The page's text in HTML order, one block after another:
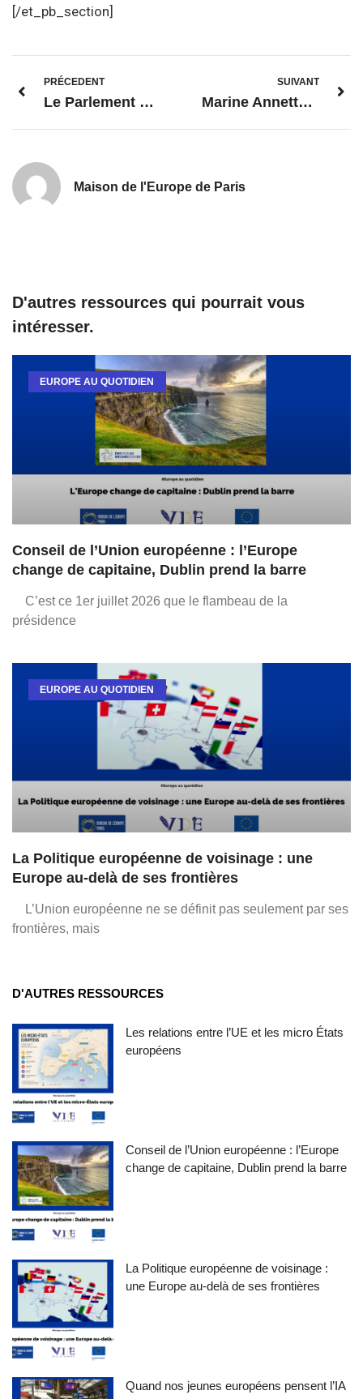
[/et_pb_section]
PRÉCEDENT
Le Parlement européen agit face à la crise sanitaire du Covid-19
SUIVANT
Marine Annette, chargée de mission – programmation
Maison de l'Europe de Paris
D'autres ressources qui pourrait vous
intéresser.
EUROPE AU QUOTIDIEN
Conseil de l’Union européenne : l’Europe
change de capitaine, Dublin prend la barre
C’est ce 1er juillet 2026 que le flambeau de la
présidence
EUROPE AU QUOTIDIEN
La Politique européenne de voisinage : une
Europe au-delà de ses frontières
L’Union européenne ne se définit pas seulement par ses
frontières, mais
D'AUTRES RESSOURCES
Les relations entre l’UE et les micro États
européens
Conseil de l’Union européenne : l’Europe
change de capitaine, Dublin prend la barre
La Politique européenne de voisinage :
une Europe au-delà de ses frontières
Quand nos jeunes européens pensent l’IA